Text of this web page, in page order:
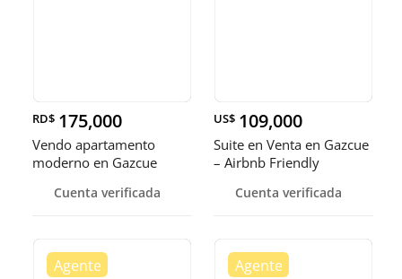
RD$ 175,000
Vendo apartamento
moderno en Gazcue
Cuenta verificada
US$ 109,000
Suite en Venta en Gazcue
– Airbnb Friendly
Cuenta verificada